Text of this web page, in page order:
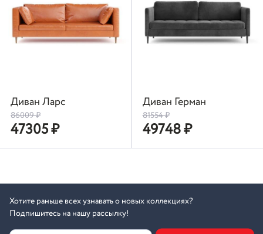
Диван Ларс
86009₽
47305₽
Диван Герман
81554₽
49748₽
Хотите раньше всех узнавать о новых коллекциях?
Подпишитесь на нашу рассылку!